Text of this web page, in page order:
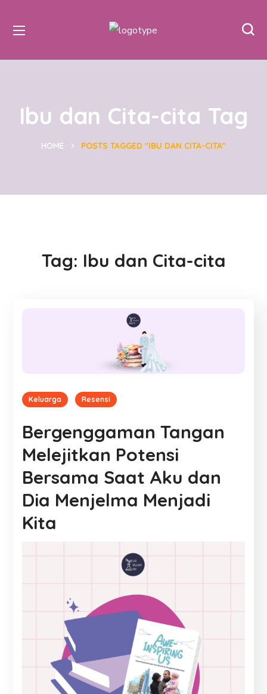
Ibu dan Cita-cita Tag
HOME POSTS TAGGED "IBU DAN CITA-CITA"
Tag: Ibu dan Cita-cita
Keluarga Resensi
Bergenggaman Tangan
Melejitkan Potensi
Bersama Saat Aku dan
Dia Menjelma Menjadi
Kita